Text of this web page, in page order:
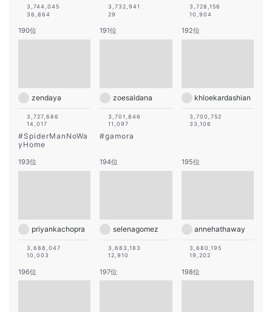
3,744,045
36,864
3,732,941
29
3,728,156
10,904
190位
zendaya
3,727,686
14,017
#SpiderManNoWa
yHome
191位
zoesaldana
3,701,846
11,097
#gamora
192位
khloekardashian
3,700,752
33,106
193位
priyankachopra
3,688,047
10,003
194位
selenagomez
3,683,183
12,910
195位
annehathaway
3,680,195
19,202
196位 197位 198位